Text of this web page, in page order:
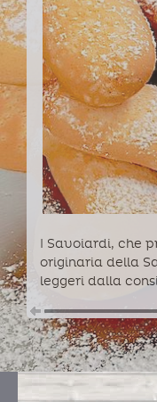
I Savoiardi, che
originaria della
leggeri dalla
con gli spigoli
e per questa
chiamati lady
loro origine
secolo, quando